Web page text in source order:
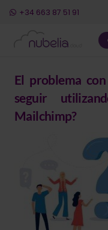
+34 663 87 51 91
El problema
seguir
Mailchimp?